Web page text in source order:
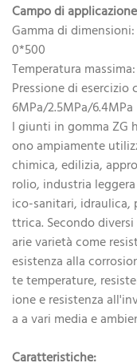
Campo di
Gamma di
0*500
Temperatura
Pressione di esercizio
6MPa/2.5MPa/6.4MPa
I giunti in gomma ZG
ono ampiamente
chimica, edilizia,
rolio, industria
ico-sanitari, idraulica,
ttrica. Secondo
arie varietà come
esistenza alla
te temperature,
ione e resistenza
a a vari media e
Caratteristiche: